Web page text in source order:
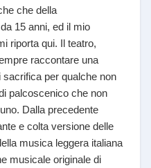
che della
15 anni, ed il mio
riporta qui. Il teatro,
raccontare una
per qualche non
palcoscenico che non
Dalla precedente
e colta versione delle
musica leggera italiana
musicale originale di